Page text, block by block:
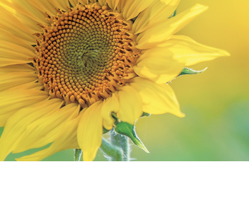
视频新闻 物业管理与服务
建筑工程
境外业务
投资与资产管理